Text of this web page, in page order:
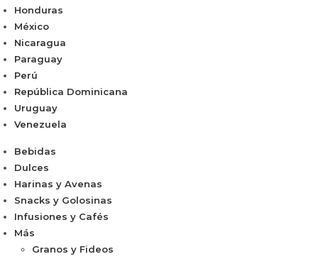
Honduras
México
Nicaragua
Paraguay
Perú
República Dominicana
Uruguay
Venezuela
Bebidas
Dulces
Harinas y Avenas
Snacks y Golosinas
Infusiones y Cafés
Más
Granos y Fideos